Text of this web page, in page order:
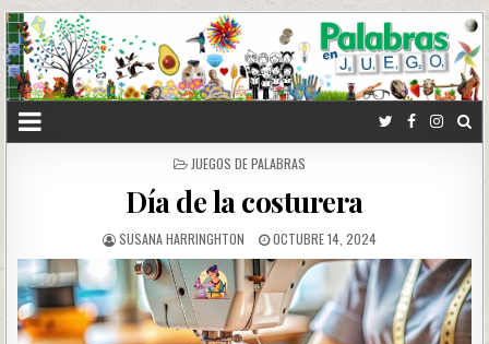
POSTED
JUEGOS DE PALABRAS
Día de la costurera
SUSANA HARRINGHTON OCTUBRE 14, 2024